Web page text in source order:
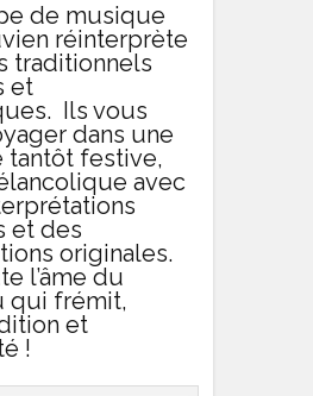
de musique
réinterprète
traditionnels
et
Ils vous
dans une
tantôt festive,
avec
et des
originales.
l’âme du
qui frémit,
et
!